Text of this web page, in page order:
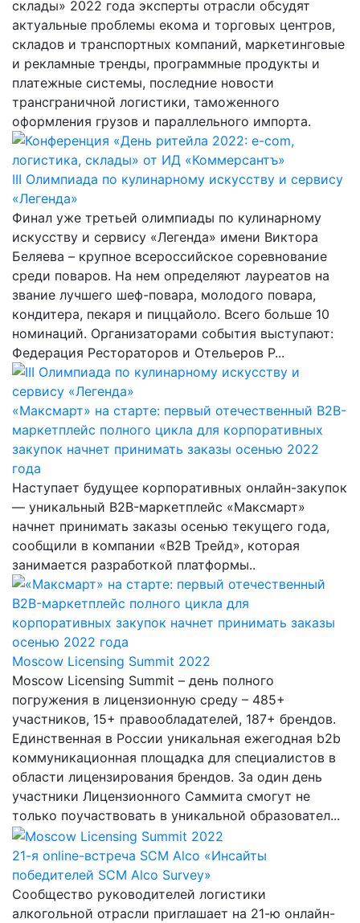
склады» 2022 года эксперты отрасли обсудят
актуальные проблемы екома и торговых центров,
складов и транспортных компаний, маркетинговые
и рекламные тренды, программные продукты и
платежные системы, последние новости
трансграничной логистики, таможенного
оформления грузов и параллельного импорта.
III Олимпиада по кулинарному искусству и сервису
«Легенда»
Финал уже третьей олимпиады по кулинарному
искусству и сервису «Легенда» имени Виктора
Беляева – крупное всероссийское соревнование
среди поваров. На нем определяют лауреатов на
звание лучшего шеф-повара, молодого повара,
кондитера, пекаря и пиццайоло. Всего больше 10
номинаций. Организаторами события выступают:
Федерация Рестораторов и Отельеров Р...
«Максмарт» на старте: первый отечественный B2B-
маркетплейс полного цикла для корпоративных
закупок начнет принимать заказы осенью 2022
года
Наступает будущее корпоративных онлайн-закупок
— уникальный B2B-маркетплейс «Максмарт»
начнет принимать заказы осенью текущего года,
сообщили в компании «В2В Трейд», которая
занимается разработкой платформы..
Moscow Licensing Summit 2022
Moscow Licensing Summit – день полного
погружения в лицензионную среду – 485+
участников, 15+ правообладателей, 187+ брендов.
Единственная в России уникальная ежегодная b2b
коммуникационная площадка для специалистов в
области лицензирования брендов. За один день
участники Лицензионного Саммита смогут не
только поучаствовать в уникальной образовател...
21-я online-встреча SCM Alco «Инсайты
победителей SCM Alco Survey»
Сообщество руководителей логистики
алкогольной отрасли приглашает на 21-ю онлайн-